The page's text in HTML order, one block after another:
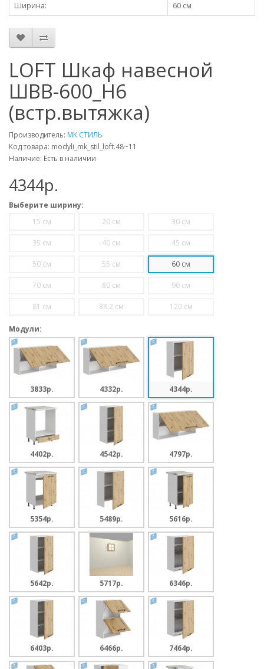
Ширина: 60 см
LOFT Шкаф навесной
ШВВ-600_Н6
(встр.вытяжка)
Производитель: МК СТИЛЬ
Код товара: modyli_mk_stil_loft.48~11
Наличие: Есть в наличии
4344p.
Выберите ширину:
15 см
20 см 30 см
35 см 40 см 45 см
50 см 55 см 60 см
70 см 80 см 90 см
81 см 88,2 см 120 см
Модули:
3833p. 4332p. 4344p.
4402p. 4542p. 4797p.
5354p. 5489p. 5616p.
5642p. 5717p. 6346p.
6403p. 6466p. 7464p.